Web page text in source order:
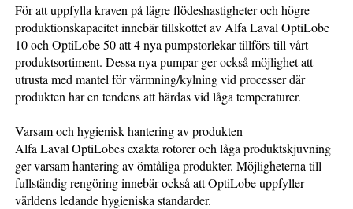
För att uppfylla kraven på lägre flödeshastigheter och högre
produktionskapacitet innebär tillskottet av Alfa Laval OptiLobe
10 och OptiLobe 50 att 4 nya pumpstorlekar tillförs till vårt
produktsortiment. Dessa nya pumpar ger också möjlighet att
utrusta med mantel för värmning/kylning vid processer där
produkten har en tendens att härdas vid låga temperaturer.
Varsam och hygienisk hantering av produkten
Alfa Laval OptiLobes exakta rotorer och låga produktskjuvning
ger varsam hantering av ömtåliga produkter. Möjligheterna till
fullständig rengöring innebär också att OptiLobe uppfyller
världens ledande hygieniska standarder.